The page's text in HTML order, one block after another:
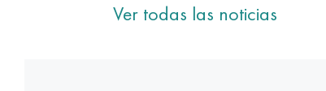
Ver todas las noticias